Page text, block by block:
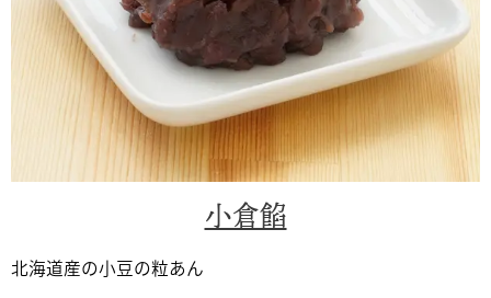
小倉餡
北海道産の小豆の粒あん